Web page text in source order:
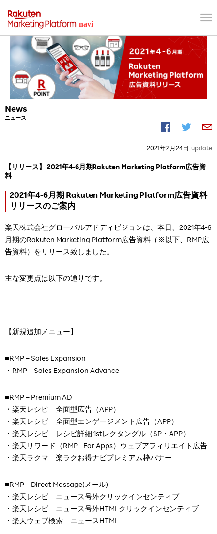
News
ニュース
2021年2月24日 update
【リリース】 2021年4-6月期Rakuten Marketing Platform広告資
料
2021年4-6月期 Rakuten Marketing Platform広告資料
リリースのご案内
楽天株式会社グローバルアドディビジョンは、本日、 2021年4-6
月期のRakuten Marketing Platform広告資料（※以下、 RMP広
告資料）をリリース致しました。
主な変更点は以下の通りです。
【新規追加メニュー】
■RMP – Sales Expansion
・RMP – Sales Expansion Advance
■RMP – Premium AD
・楽天レシピ 全面型広告（ APP ）
・楽天レシピ 全面型エンゲージメント広告（ APP ）
・楽天レシピ レシピ詳細 1stレクタングル（ SP ・ APP ）
・楽天リワード（ RMP - For Apps ）ウェブアフィリエイト広告
・楽天ラクマ 楽ラクお得ナビプレミアム枠バナー
■RMP – Direct Massage(メール)
・楽天レシピ ニュース号外クリックインセンティブ
・楽天レシピ ニュース号外HTMLクリックインセンティブ
・楽天ウェブ検索 ニュース HTML